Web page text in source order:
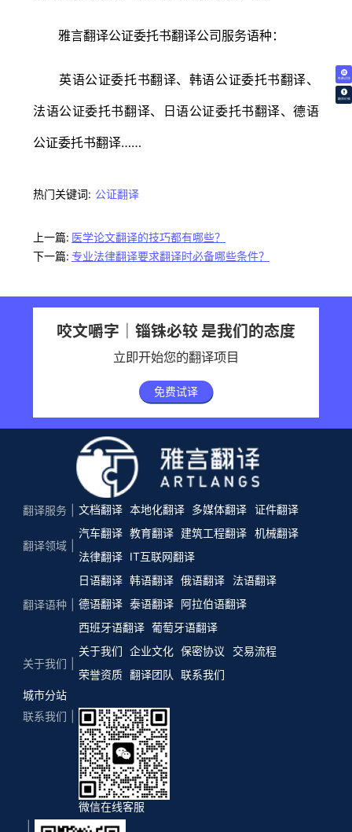
免费试译
翻译价格
雅言翻译公证委托书翻译公司服务语种：
英语公证委托书翻译、韩语公证委托书翻译、
法语公证委托书翻译、日语公证委托书翻译、德语
公证委托书翻译……
热门关键词: 公证翻译
上一篇: 医学论文翻译的技巧都有哪些？
下一篇: 专业法律翻译要求翻译时必备哪些条件？
咬文嚼字｜锱铢必较 是我们的态度
立即开始您的翻译项目
免费试译
翻译服务 文档翻译 本地化翻译 多媒体翻译 证件翻译
翻译领域
汽车翻译 教育翻译 建筑工程翻译 机械翻译
法律翻译
IT互联网翻译
翻译语种
日语翻译 韩语翻译 俄语翻译
法语翻译
德语翻译 泰语翻译 阿拉伯语翻译
西班牙语翻译 葡萄牙语翻译
关于我们
关于我们 企业文化 保密协议
交易流程
荣誉资质 翻译团队
联系我们
城市分站
联系我们
微信在线客服